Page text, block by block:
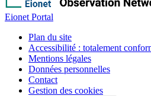
Eionet Portal
Plan du site
Accessibilité : totalement
Mentions légales
Données personnelles
Contact
Gestion des cookies